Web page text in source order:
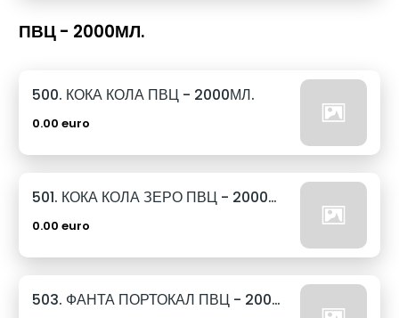
ПВЦ - 2000МЛ.
500. КОКА КОЛА ПВЦ - 2000МЛ.
0.00 euro
501. КОКА КОЛА ЗЕРО ПВЦ - 2000МЛ.
0.00 euro
503. ФАНТА ПОРТОКАЛ ПВЦ - 2000МЛ.